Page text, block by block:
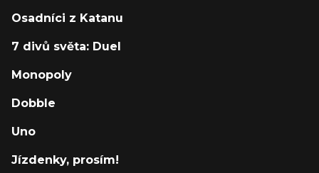
Osadníci z Katanu
7 divů světa: Duel
Monopoly
Dobble
Uno
Jízdenky, prosím!